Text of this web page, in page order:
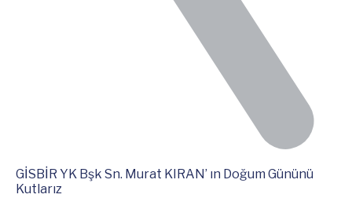
GİSBİR YK Bşk Sn. Murat KIRAN’ ın Doğum Gününü
Kutlarız